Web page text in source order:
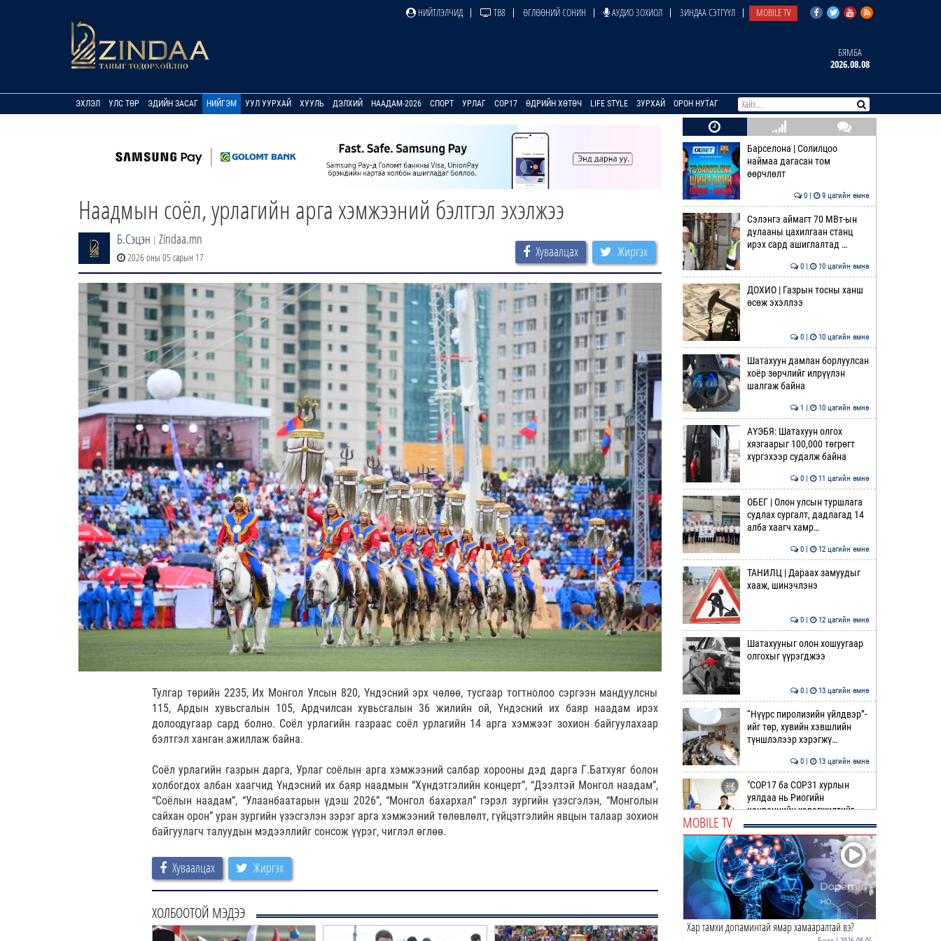
НИЙТЛЭЛЧИД ТВ8 ӨГЛӨӨНИЙ СОНИН АУДИО ЗОХИОЛ ЗИНДАА СЭТГҮҮЛ MOBILE TV
БЯМБА
2026.08.08
ЭХЛЭЛ УЛС ТӨР ЭДИЙН ЗАСАГ НИЙГЭМ УУЛ УУРХАЙ ХУУЛЬ ДЭЛХИЙ НААДАМ-2026 СПОРТ УРЛАГ COP17 ӨДРИЙН ХӨТӨЧ LIFE STYLE ЗУРХАЙ ОРОН НУТАГ
Наадмын соёл, урлагийн арга хэмжээний бэлтгэл эхэлжээ
Б.Сэцэн | Zindaa.mn
2026 оны 05 сарын 17 Хуваалцах Жиргэх
Тулгар төрийн 2235, Их Монгол Улсын 820, Үндэсний эрх чөлөө, тусгаар тогтнолоо сэргээн мандуулсны
115, Ардын хувьсгалын 105, Ардчилсан хувьсгалын 36 жилийн ой, Үндэсний их баяр наадам ирэх
долоодугаар сард болно. Соёл урлагийн газраас соёл урлагийн 14 арга хэмжээг зохион байгуулахаар
бэлтгэл ханган ажиллаж байна.
Соёл урлагийн газрын дарга, Урлаг соёлын арга хэмжээний салбар хорооны дэд дарга Г.Батхуяг болон
холбогдох албан хаагчид Үндэсний их баяр наадмын “Хүндэтгэлийн концерт”, “Дээлтэй Монгол наадам”,
“Соёлын наадам”, “Улаанбаатарын үдэш 2026”, “Монгол бахархал” гэрэл зургийн үзэсгэлэн, “Монголын
сайхан орон” уран зургийн үзэсгэлэн зэрэг арга хэмжээний төлөвлөлт, гүйцэтгэлийн явцын талаар зохион
байгуулагч талуудын мэдээллийг сонсож үүрэг, чиглэл өглөө.
Хуваалцах Жиргэх
ХОЛБООТОЙ МЭДЭЭ
Барселона | Солилцоо
наймаа дагасан том
өөрчлөлт
0 | 9 цагийн өмнө
Сэлэнгэ аймагт 70 МВт-ын
дулааны цахилгаан станц
ирэх сард ашиглалтад …
0 | 10 цагийн өмнө
ДОХИО | Газрын тосны ханш
өсөж эхэллээ
0 | 10 цагийн өмнө
Шатахуун дамлан борлуулсан
хоёр зөрчлийг илрүүлэн
шалгаж байна
1 | 10 цагийн өмнө
АҮЭБЯ: Шатахуун олгох
хязгаарыг 100,000 төгрөгт
хүргэхээр судалж байна
0 | 11 цагийн өмнө
ОБЕГ | Олон улсын туршлага
судлах сургалт, дадлагад 14
алба хаагч хамр…
0 | 12 цагийн өмнө
ТАНИЛЦ | Дараах замуудыг
хааж, шинэчлэнэ
0 | 12 цагийн өмнө
Шатахууныг олон хошуугаар
олгохыг үүрэгджээ
0 | 13 цагийн өмнө
“Нүүрс пиролизийн үйлдвэр”-
ийг төр, хувийн хэвшлийн
түншлэлээр хэрэгжү…
0 | 13 цагийн өмнө
"COP17 ба COP31 хурлын
уялдаа нь Риогийн
конвенцийн хэрэгжилтийг
ахиул…
Монгол төрийн парадокс нь
шатахуун
0 | 14 цагийн өмнө
Б.Пүрэвдагва: Найман
MOBILE TV
Хар тамхи допаминтай ямар хамааралтай вэ?